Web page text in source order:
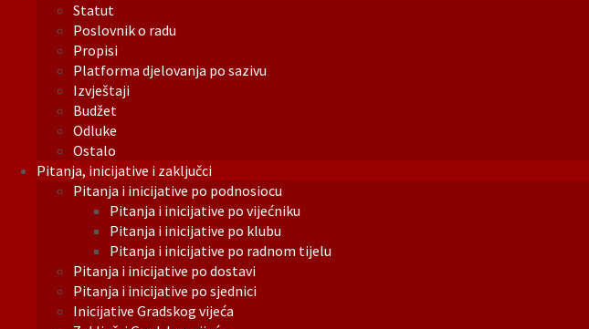
Statut
Poslovnik o radu
Propisi
Platforma djelovanja po sazivu
Izvještaji
Budžet
Odluke
Ostalo
Pitanja, inicijative i zaključci
Pitanja i inicijative po podnosiocu
Pitanja i inicijative po vijećniku
Pitanja i inicijative po klubu
Pitanja i inicijative po radnom tijelu
Pitanja i inicijative po dostavi
Pitanja i inicijative po sjednici
Inicijative Gradskog vijeća